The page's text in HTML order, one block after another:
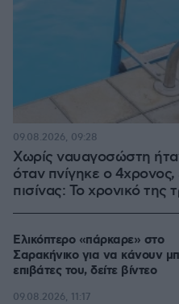
Χωρίς ναυαγοσώστη
όταν πνίγηκε ο
πισίνας: Το χρονικό της
09.08.2026, 09:28
Ελικόπτερο «πάρκαρε» στο
Σαρακήνικο για να κάνουν
επιβάτες του, δείτε βίντεο
09.08.2026, 11:17